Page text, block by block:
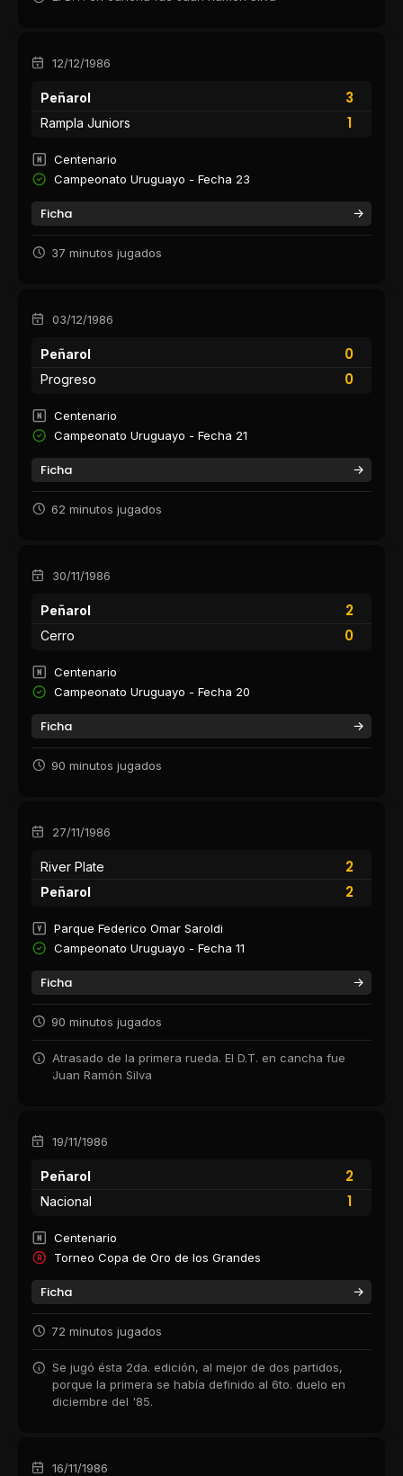
12/12/1986
Peñarol
3
1
Rampla Juniors
Centenario
Campeonato Uruguayo - Fecha 23
Ficha
37 minutos jugados
03/12/1986
Peñarol
0
0
Progreso
Centenario
Campeonato Uruguayo - Fecha 21
Ficha
62 minutos jugados
30/11/1986
Peñarol
2
0
Cerro
Centenario
Campeonato Uruguayo - Fecha 20
Ficha
90 minutos jugados
27/11/1986
River Plate
2
2
Peñarol
Parque Federico Omar Saroldi
Campeonato Uruguayo - Fecha 11
Ficha
90 minutos jugados
Atrasado de la primera rueda. El D.T. en cancha fue
Juan Ramón Silva
19/11/1986
Peñarol
2
1
Nacional
Centenario
Torneo Copa de Oro de los Grandes
Ficha
72 minutos jugados
Se jugó ésta 2da. edición, al mejor de dos partidos,
porque la primera se había definido al 6to. duelo en
diciembre del '85.
16/11/1986